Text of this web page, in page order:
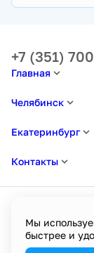
Главная
Челябинск
Екатеринбург
Контакты
+7 (351)
Политика в
Мы
быстрее и